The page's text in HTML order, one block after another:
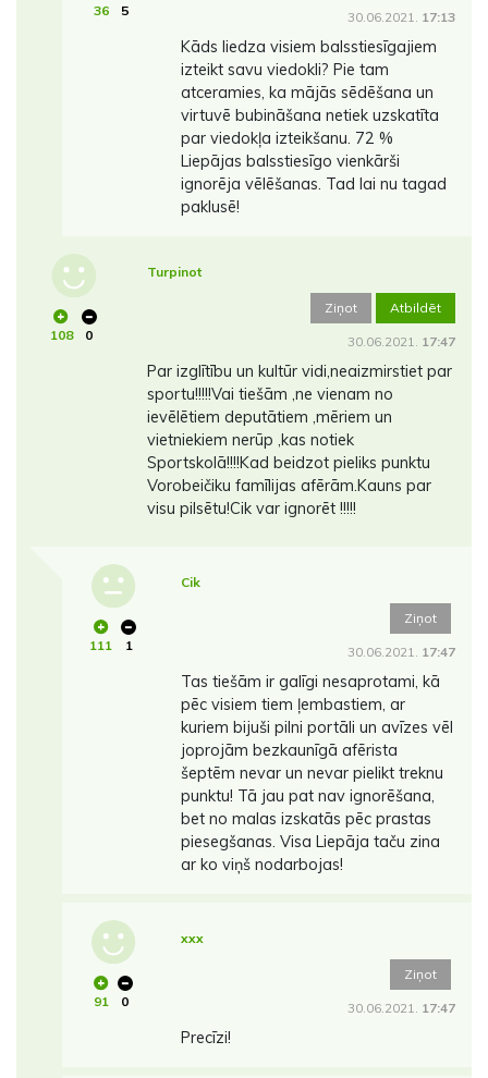
36 5 30.06.2021. 17:13
Kāds liedza visiem balsstiesīgajiem
izteikt savu viedokli? Pie tam
atceramies, ka mājās sēdēšana un
virtuvē bubināšana netiek uzskatīta
par viedokļa izteikšanu. 72 %
Liepājas balsstiesīgo vienkārši
ignorēja vēlēšanas. Tad lai nu tagad
paklusē!
108 0
Turpinot
Ziņot Atbildēt
30.06.2021. 17:47
Par izglītību un kultūr vidi,neaizmirstiet par
sportu!!!!!Vai tiešām ,ne vienam no
ievēlētiem deputātiem ,mēriem un
vietniekiem nerūp ,kas notiek
Sportskolā!!!!Kad beidzot pieliks punktu
Vorobeičiku famīlijas afērām.Kauns par
visu pilsētu!Cik var ignorēt !!!!!
111 1
Cik
Ziņot
30.06.2021. 17:47
Tas tiešām ir galīgi nesaprotami, kā
pēc visiem tiem ļembastiem, ar
kuriem bijuši pilni portāli un avīzes vēl
joprojām bezkaunīgā afērista
šeptēm nevar un nevar pielikt treknu
punktu! Tā jau pat nav ignorēšana,
bet no malas izskatās pēc prastas
piesegšanas. Visa Liepāja taču zina
ar ko viņš nodarbojas!
91 0
xxx
Ziņot
30.06.2021. 17:47
Precīzi!